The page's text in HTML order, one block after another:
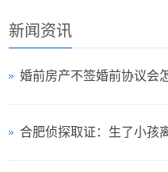
新闻资讯
婚前房产不签婚前协议会
合肥侦探取证：生了小孩